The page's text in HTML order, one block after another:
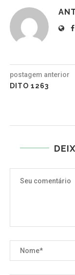
postagem anterior
DITO 1263